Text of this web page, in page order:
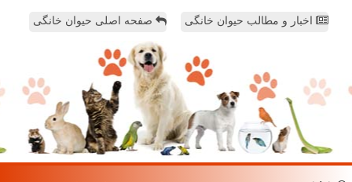
اخبار و مطالب حیوان خانگی صفحه اصلی حیوان خانگی